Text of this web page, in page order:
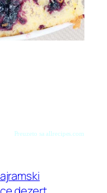
Preuzeto sa allrecipes.com